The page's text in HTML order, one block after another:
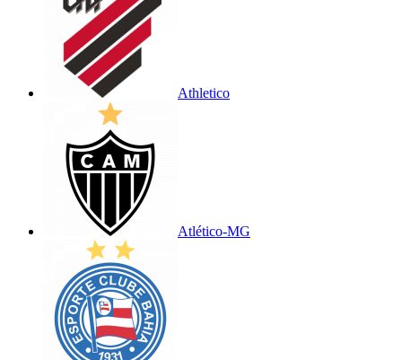
Athletico
Atlético-MG